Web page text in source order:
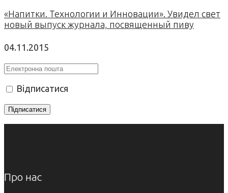
«Напитки. Технологии и Инновации». Увидел свет
новый выпуск журнала, посвященный пиву
04.11.2015
Відписатися
Про нас